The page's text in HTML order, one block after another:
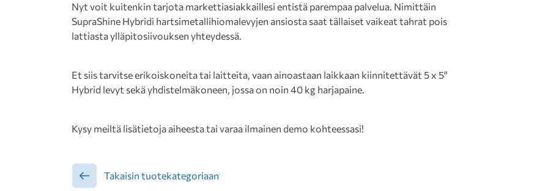
Nyt voit kuitenkin tarjota markettiasiakkaillesi entistä parempaa palvelua. Nimittäin
SupraShine Hybridi hartsimetallihiomalevyjen ansiosta saat tällaiset vaikeat tahrat pois
lattiasta ylläpitosiivouksen yhteydessä.
Et siis tarvitse erikoiskoneita tai laitteita, vaan ainoastaan laikkaan kiinnitettävät 5 x 5"
Hybrid levyt sekä yhdistelmäkoneen, jossa on noin 40 kg harjapaine.
Kysy meiltä lisätietoja aiheesta tai varaa ilmainen demo kohteessasi!
Takaisin tuotekategoriaan